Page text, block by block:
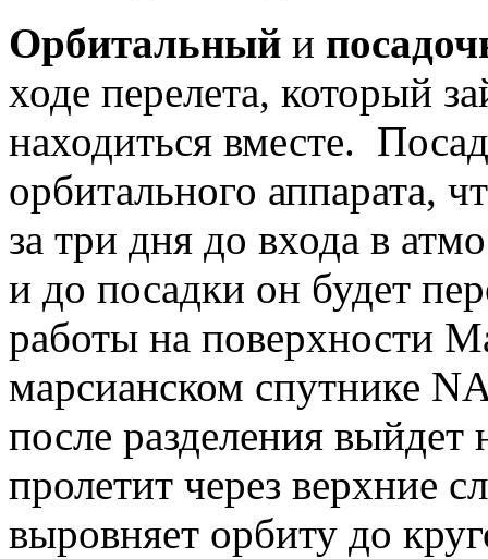
Орбитальный и
ходе перелета, который
находиться вместе.
орбитального аппарата,
за три дня до входа в
и до посадки он будет
работы на поверхности
марсианском спутнике
после разделения
пролетит через верхние
выровняет орбиту до